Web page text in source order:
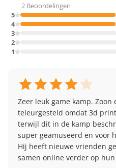
2 Beoordelingen
5
4
3
2
1
Zeer leuk game kamp. Zoon
teleurgesteld omdat 3d
terwijl dit in de kamp
super geamuseerd en voor
Hij heeft nieuwe vrienden
samen online verder op